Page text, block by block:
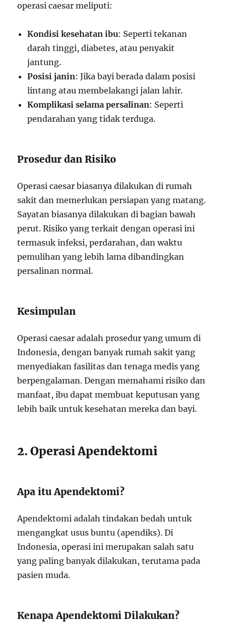
operasi caesar meliputi:
Kondisi kesehatan ibu: Seperti tekanan
darah tinggi, diabetes, atau penyakit
jantung.
Posisi janin: Jika bayi berada dalam posisi
lintang atau membelakangi jalan lahir.
Komplikasi selama persalinan: Seperti
pendarahan yang tidak terduga.
Prosedur dan Risiko
Operasi caesar biasanya dilakukan di rumah
sakit dan memerlukan persiapan yang matang.
Sayatan biasanya dilakukan di bagian bawah
perut. Risiko yang terkait dengan operasi ini
termasuk infeksi, perdarahan, dan waktu
pemulihan yang lebih lama dibandingkan
persalinan normal.
Kesimpulan
Operasi caesar adalah prosedur yang umum di
Indonesia, dengan banyak rumah sakit yang
menyediakan fasilitas dan tenaga medis yang
berpengalaman. Dengan memahami risiko dan
manfaat, ibu dapat membuat keputusan yang
lebih baik untuk kesehatan mereka dan bayi.
2. Operasi Apendektomi
Apa itu Apendektomi?
Apendektomi adalah tindakan bedah untuk
mengangkat usus buntu (apendiks). Di
Indonesia, operasi ini merupakan salah satu
yang paling banyak dilakukan, terutama pada
pasien muda.
Kenapa Apendektomi Dilakukan?